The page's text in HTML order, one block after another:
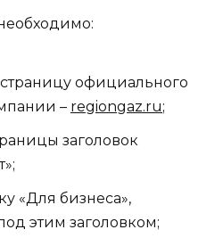
официального
– regiongaz.ru;
заголовок
«Для бизнеса»,
этим заголовком;